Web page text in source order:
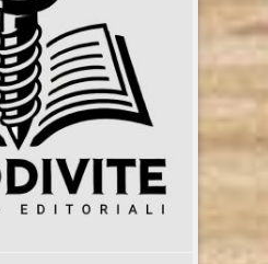
della musica, dal
di Pietro Perone (San
dieci anni dalla sua
rimane un simbolo
Erano i primi
quando il musicista ci
a nemmeno sessant’anni, in